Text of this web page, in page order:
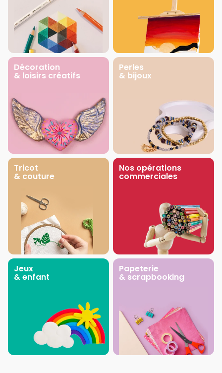
Décoration
& loisirs créatifs
Perles
& bijoux
Tricot
& couture
Nos opérations
commerciales
Jeux
& enfant
Papeterie
& scrapbooking